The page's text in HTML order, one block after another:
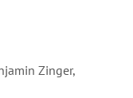
Zinger,